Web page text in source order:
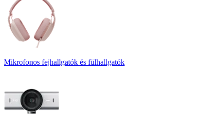
Mikrofonos fejhallgatók és fülhallgatók